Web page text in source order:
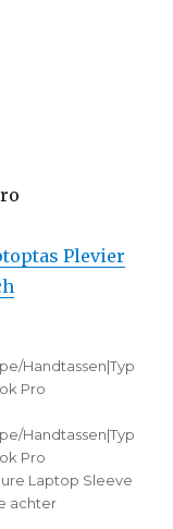
Plevier
Handtassen|Typ
Pro
Handtassen|Typ
Pro
Laptop Sleeve
achter